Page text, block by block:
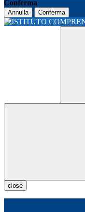
Conferma
Annulla Conferma
close